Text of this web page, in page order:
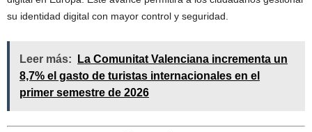
su identidad digital con mayor control y seguridad.
Leer más:
La Comunitat Valenciana incrementa un
8,7% el gasto de turistas internacionales en el
primer semestre de 2026